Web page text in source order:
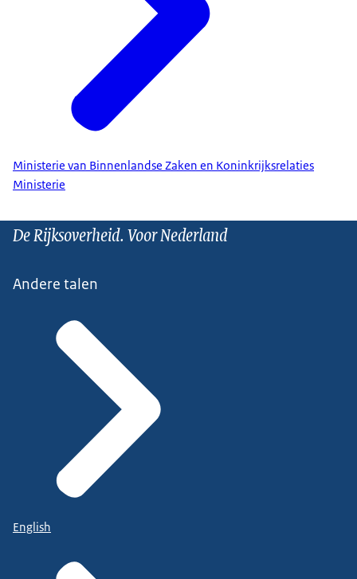
Ministerie van Binnenlandse Zaken en Koninkrijksrelaties
Ministerie
De Rijksoverheid. Voor Nederland
Andere talen
English